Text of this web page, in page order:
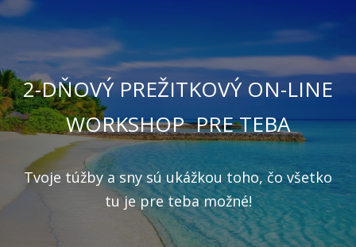
2-DŇOVÝ PREŽITKOVÝ ON-LINE
WORKSHOP PRE TEBA
Tvoje túžby a sny sú ukážkou toho, čo všetko
tu je pre teba možné!